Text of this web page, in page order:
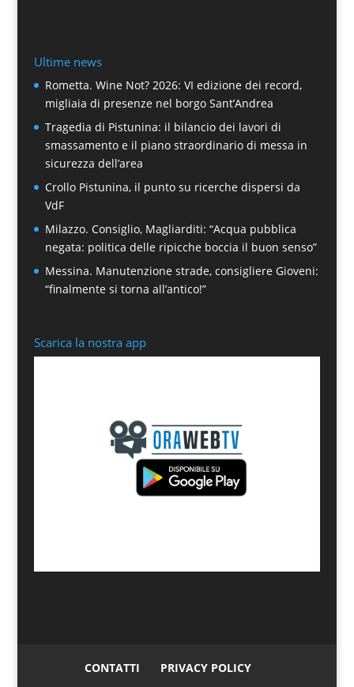
Ultime news
Rometta. Wine Not? 2026: VI edizione dei record,
migliaia di presenze nel borgo Sant’Andrea
Tragedia di Pistunina: il bilancio dei lavori di
smassamento e il piano straordinario di messa in
sicurezza dell’area
Crollo Pistunina, il punto su ricerche dispersi da
VdF
Milazzo. Consiglio, Magliarditi: “Acqua pubblica
negata: politica delle ripicche boccia il buon senso”
Messina. Manutenzione strade, consigliere Gioveni:
“finalmente si torna all’antico!”
Scarica la nostra app
CONTATTI PRIVACY POLICY